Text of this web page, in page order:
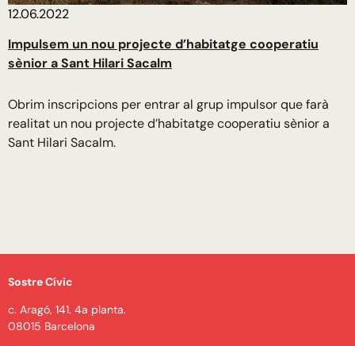
12.06.2022
Impulsem un nou projecte d’habitatge cooperatiu
sènior a Sant Hilari Sacalm
Obrim inscripcions per entrar al grup impulsor que farà
realitat un nou projecte d’habitatge cooperatiu sènior a
Sant Hilari Sacalm.
Sostre Cívic
c. Aragó, 141. 4a planta.
08015 Barcelona